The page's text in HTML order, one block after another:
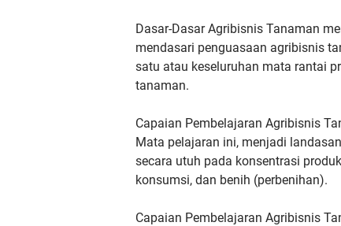
Dasar-Dasar Agribisnis Tanaman
mendasari penguasaan agribisnis
satu atau keseluruhan mata rantai
tanaman.
Capaian Pembelajaran Agribisnis
Mata pelajaran ini, menjadi
secara utuh pada konsentrasi
konsumsi, dan benih (perbenihan).
Capaian Pembelajaran Agribisnis